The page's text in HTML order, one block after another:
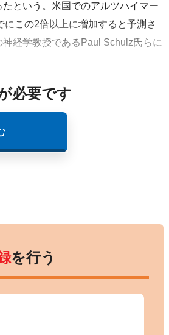
という。米国でのアルツハイマー
この2倍以上に増加すると予測さ
経学教授であるPaul Schulz氏らに
必要です
を行う